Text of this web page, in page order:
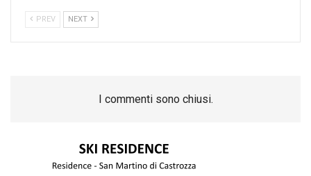
PREV NEXT
I commenti sono chiusi.